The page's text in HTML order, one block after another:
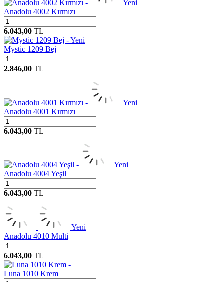
Yeni
Anadolu 4002 Kırmızı
6.043,00 TL
Yeni
Mystic 1209 Bej
2.846,00 TL
Yeni
Anadolu 4001 Kırmızı
6.043,00 TL
Yeni
Anadolu 4004 Yeşil
6.043,00 TL
Yeni
Anadolu 4010 Multi
6.043,00 TL
Luna 1010 Krem